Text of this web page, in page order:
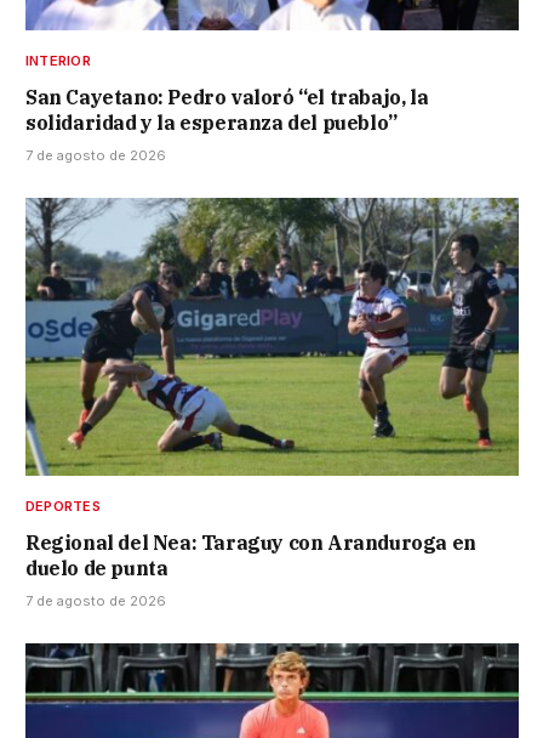
INTERIOR
San Cayetano: Pedro valoró “el trabajo, la
solidaridad y la esperanza del pueblo”
7 de agosto de 2026
DEPORTES
Regional del Nea: Taraguy con Aranduroga en
duelo de punta
7 de agosto de 2026